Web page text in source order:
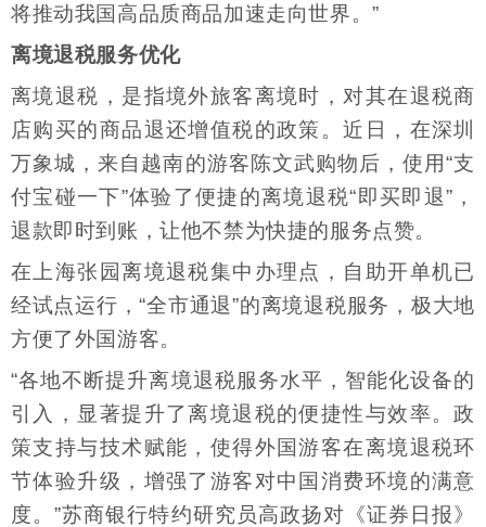
将推动我国高品质商品加速走向世界。”
离境退税服务优化
离境退税，是指境外旅客离境时，对其在退税商
店购买的商品退还增值税的政策。近日，在深圳
万象城，来自越南的游客陈文武购物后，使用“支
付宝碰一下”体验了便捷的离境退税“即买即退”，
退款即时到账，让他不禁为快捷的服务点赞。
在上海张园离境退税集中办理点，自助开单机已
经试点运行，“全市通退”的离境退税服务，极大地
方便了外国游客。
“各地不断提升离境退税服务水平，智能化设备的
引入，显著提升了离境退税的便捷性与效率。政
策支持与技术赋能，使得外国游客在离境退税环
节体验升级，增强了游客对中国消费环境的满意
度。”苏商银行特约研究员高政扬对《证券日报》